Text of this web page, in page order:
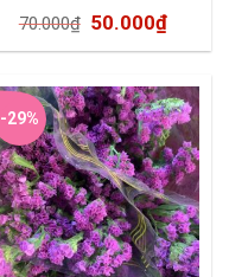
70.000₫ 50.000₫
-29%